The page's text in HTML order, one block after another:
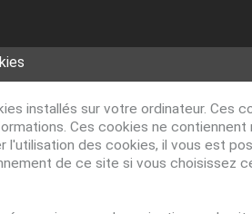
installés sur votre ordinateur. Ces
Ces cookies ne
l'utilisation des cookies, il vous est
de ce site si vous choisissez